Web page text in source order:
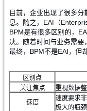
目前，企业出现了很多
息。随之，EAI（
BPM是有很多区别的，
决。随着时间与业务需
最终，BPM不是EAI，但
区别点
关注焦点
重视数据
速度
速度要求
极大的瓶颈